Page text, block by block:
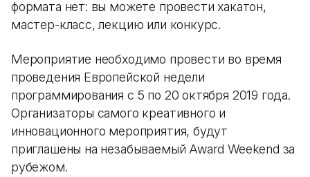
формата нет: вы можете провести хакатон,
мастер-класс, лекцию или конкурс.
Мероприятие необходимо провести во время
проведения Европейской недели
программирования с 5 по 20 октября 2019 года.
Организаторы самого креативного и
инновационного мероприятия, будут
приглашены на незабываемый Award Weekend за
рубежом.